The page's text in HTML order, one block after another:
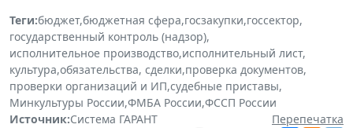
Теги:бюджет,бюджетная сфера,госзакупки,госсектор,
государственный контроль (надзор),
исполнительное производство,исполнительный лист,
культура,обязательства, сделки,проверка документов,
проверки организаций и ИП,судебные приставы,
Минкультуры России,ФМБА России,ФССП России
Источник:Система ГАРАНТ
Перепечатка